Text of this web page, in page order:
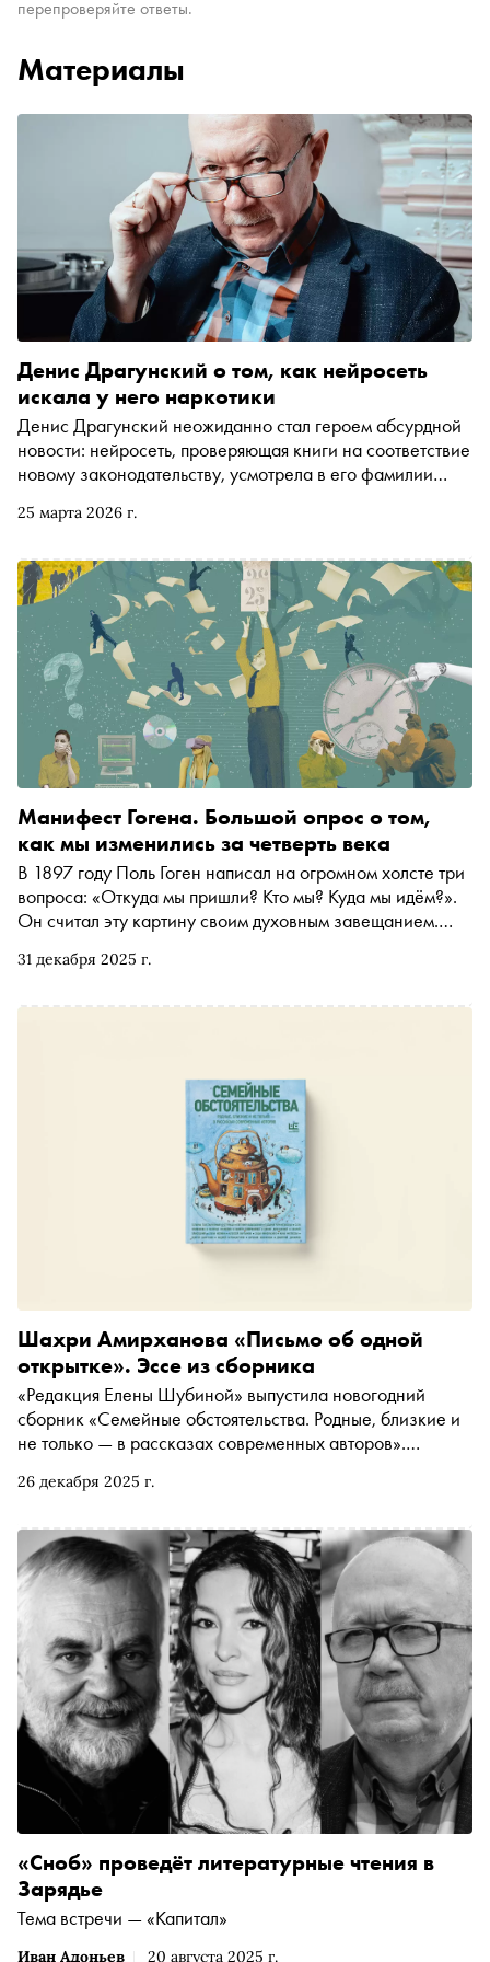
перепроверяйте ответы.
Материалы
25 марта 2026 г.
Денис Драгунский о том, как нейросеть
искала у него наркотики
Денис Драгунский неожиданно стал героем абсурдной
новости: нейросеть, проверяющая книги на соответствие
новому законодательству, усмотрела в его фамилии
«попавший под лошадь» писатель размышляет о том, как
всеми этими новыми технологиями делать (спойлер:
искать им няню)
31 декабря 2025 г.
Манифест Гогена. Большой опрос о том,
как мы изменились за четверть века
В 1897 году Поль Гоген написал на огромном холсте три
вопроса: «Откуда мы пришли? Кто мы? Куда мы идём?».
Он считал эту картину своим духовным завещанием.
который изменился до неузнаваемости. И мы решили
писателям, актёрам, издателям и художникам. Наши
25 лет, что мы прожили в новом столетии
26 декабря 2025 г.
Шахри Амирханова «Письмо об одной
открытке». Эссе из сборника
«Редакция Елены Шубиной» выпустила новогодний
сборник «Семейные обстоятельства. Родные, близкие и
не только — в рассказах современных авторов».
Степнова, Евгений Водолазкин, Татьяна Черниговская,
«Сноб» публикует эссе Шахри Амирхановой, где она
вспоминает дом своего детства и любимого дедушку,
поэта Расула Гамзатова
Иван Адоньев 20 августа 2025 г.
«Сноб» проведёт литературные чтения в
Зарядье
Тема встречи — «Капитал»